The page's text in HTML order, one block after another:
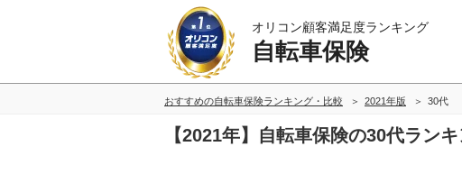
オリコン顧客満足度ランキング
自転車保険
おすすめの自転車保険ランキング・比較 2021年版 30代
【2021年】自転車保険の30代ラン